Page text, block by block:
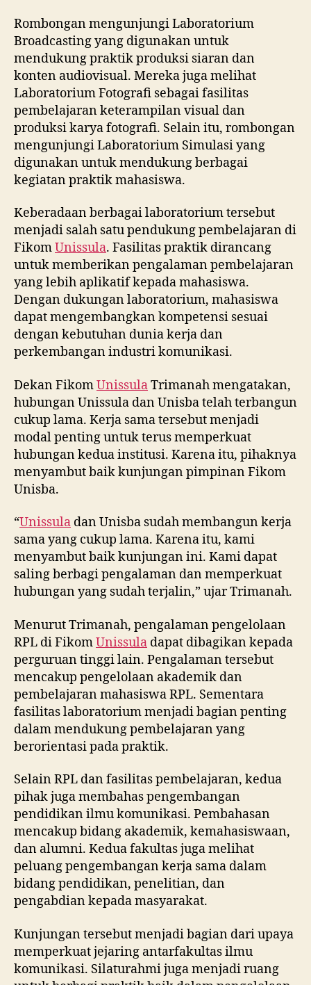
Rombongan mengunjungi Laboratorium
Broadcasting yang digunakan untuk
mendukung praktik produksi siaran dan
konten audiovisual. Mereka juga melihat
Laboratorium Fotografi sebagai fasilitas
pembelajaran keterampilan visual dan
produksi karya fotografi. Selain itu, rombongan
mengunjungi Laboratorium Simulasi yang
digunakan untuk mendukung berbagai
kegiatan praktik mahasiswa.
Keberadaan berbagai laboratorium tersebut
menjadi salah satu pendukung pembelajaran di
FikomUnissula. Fasilitas praktik dirancang
untuk memberikan pengalaman pembelajaran
yang lebih aplikatif kepada mahasiswa.
Dengan dukungan laboratorium, mahasiswa
dapat mengembangkan kompetensi sesuai
dengan kebutuhan dunia kerja dan
perkembangan industri komunikasi.
Dekan FikomUnissulaTrimanah mengatakan,
hubungan Unissula dan Unisba telah terbangun
cukup lama. Kerja sama tersebut menjadi
modal penting untuk terus memperkuat
hubungan kedua institusi. Karena itu, pihaknya
menyambut baik kunjungan pimpinan Fikom
Unisba.
“Unissula dan Unisba sudah membangun kerja
sama yang cukup lama. Karena itu, kami
menyambut baik kunjungan ini. Kami dapat
saling berbagi pengalaman dan memperkuat
hubungan yang sudah terjalin,” ujar Trimanah.
Menurut Trimanah, pengalaman pengelolaan
RPL di FikomUnissula dapat dibagikan kepada
perguruan tinggi lain. Pengalaman tersebut
mencakup pengelolaan akademik dan
pembelajaran mahasiswa RPL. Sementara
fasilitas laboratorium menjadi bagian penting
dalam mendukung pembelajaran yang
berorientasi pada praktik.
Selain RPL dan fasilitas pembelajaran, kedua
pihak juga membahas pengembangan
pendidikan ilmu komunikasi. Pembahasan
mencakup bidang akademik, kemahasiswaan,
dan alumni. Kedua fakultas juga melihat
peluang pengembangan kerja sama dalam
bidang pendidikan, penelitian, dan
pengabdian kepada masyarakat.
Kunjungan tersebut menjadi bagian dari upaya
memperkuat jejaring antarfakultas ilmu
komunikasi. Silaturahmi juga menjadi ruang